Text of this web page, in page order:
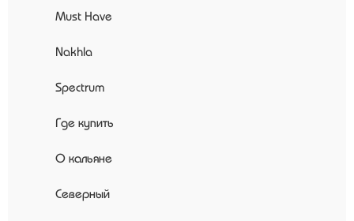
Must Have
Nakhla
Spectrum
Где купить
О кальяне
Северный